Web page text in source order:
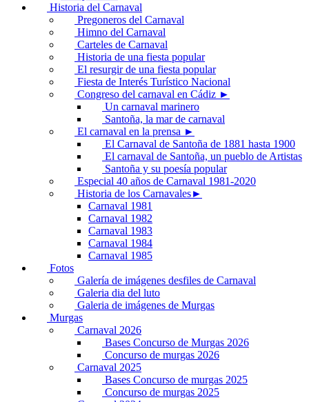
Historia del Carnaval
Pregoneros del Carnaval
Himno del Carnaval
Carteles de Carnaval
Historia de una fiesta popular
El resurgir de una fiesta popular
Fiesta de Interés Turístico Nacional
Congreso del carnaval en Cádiz ►
Un carnaval marinero
Santoña, la mar de carnaval
El carnaval en la prensa ►
El Carnaval de Santoña de 1881 hasta 1900
El carnaval de Santoña, un pueblo de Artistas
Santoña y su poesía popular
Especial 40 años de Carnaval 1981-2020
Historia de los Carnavales►
Carnaval 1981
Carnaval 1982
Carnaval 1983
Carnaval 1984
Carnaval 1985
Fotos
Galería de imágenes desfiles de Carnaval
Galeria dia del luto
Galeria de imágenes de Murgas
Murgas
Carnaval 2026
Bases Concurso de Murgas 2026
Concurso de murgas 2026
Carnaval 2025
Bases Concurso de murgas 2025
Concurso de murgas 2025